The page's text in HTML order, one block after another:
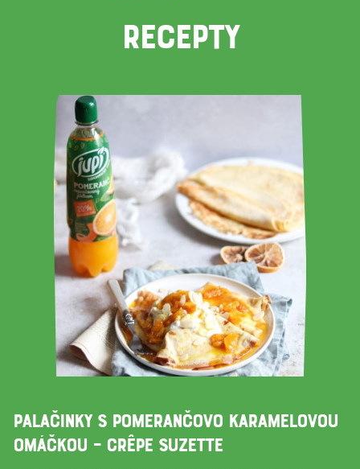
RECEPTY
PALAČINKY S POMERANČOVO KARAMELOVOU
OMÁČKOU – CRÊPE SUZETTE